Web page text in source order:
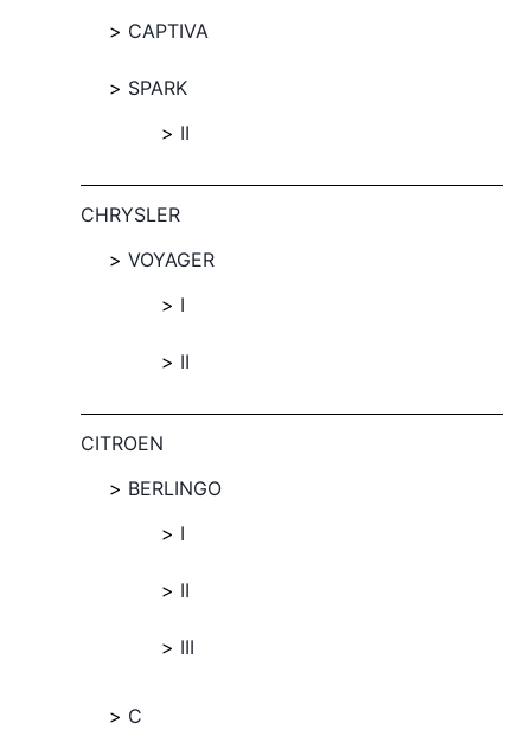
CAPTIVA
SPARK
II
CHRYSLER
VOYAGER
I
II
CITROEN
BERLINGO
I
II
III
C